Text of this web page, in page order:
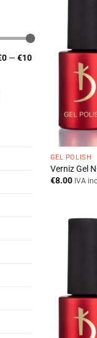
—€10
GEL POLISH
Verniz Gel
€8.00 IVA